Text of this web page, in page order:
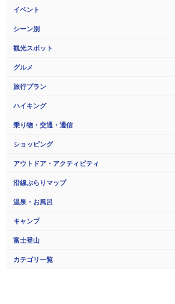
イベント
シーン別
観光スポット
グルメ
旅行プラン
ハイキング
乗り物・交通・通信
ショッピング
アウトドア・アクティビティ
沿線ぶらりマップ
温泉・お風呂
キャンプ
富士登山
カテゴリ一覧